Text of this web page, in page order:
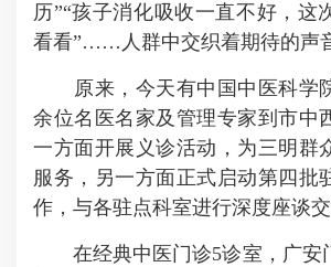
历”“孩子消化吸收一直不好，这
看看”……人群中交织着期待的声
原来，今天有中国中医科学
余位名医名家及管理专家到市中
一方面开展义诊活动，为三明群
服务，另一方面正式启动第四批
作，与各驻点科室进行深度座谈交
在经典中医门诊5诊室，广安